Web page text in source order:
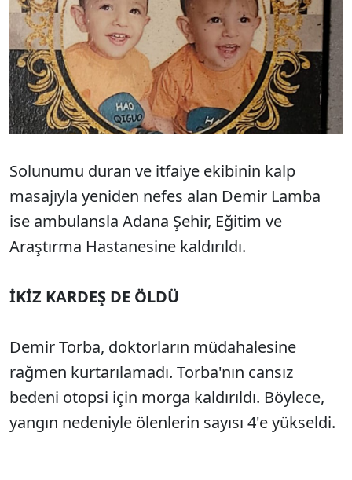
Solunumu duran ve itfaiye ekibinin kalp
masajıyla yeniden nefes alan Demir Lamba
ise ambulansla Adana Şehir, Eğitim ve
Araştırma Hastanesine kaldırıldı.
İKİZ KARDEŞ DE ÖLDÜ
Demir Torba, doktorların müdahalesine
rağmen kurtarılamadı. Torba'nın cansız
bedeni otopsi için morga kaldırıldı. Böylece,
yangın nedeniyle ölenlerin sayısı 4'e yükseldi.